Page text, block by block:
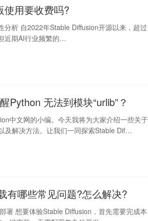
使用要收费吗?
析 自2022年Stable Diffusion开源以来，超过
近期AI行业频繁的…
Python 无法到模块“urlib”？
中文网的小编。今天我将为大家介绍一些关于
及解决方法。让我们一同探索Stable Dif…
有哪些常见问题?怎么解决?
署 想要体验Stable Diffusion，首先需要完成本